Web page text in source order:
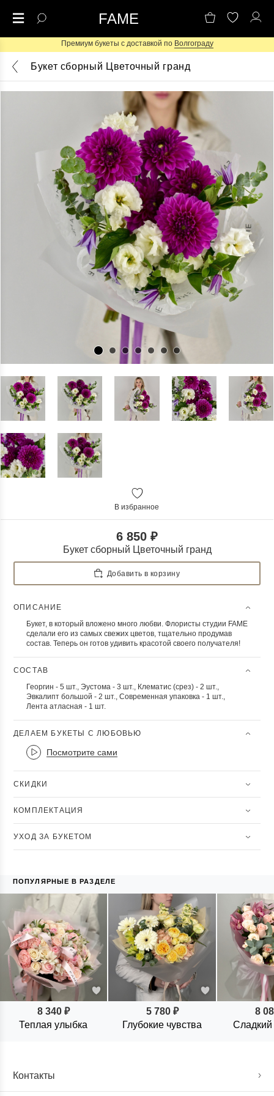
FAME
Премиум букеты с доставкой по Волгограду
Букет сборный Цветочный гранд
В избранное
6 850 ₽
Букет сборный Цветочный гранд
Добавить в корзину
ОПИСАНИЕ
Букет, в который вложено много любви. Флористы студии FAME
сделали его из самых свежих цветов, тщательно продумав
состав. Теперь он готов удивить красотой своего получателя!
СОСТАВ
Георгин - 5 шт., Эустома - 3 шт., Клематис (срез) - 2 шт.,
Эвкалипт большой - 2 шт., Современная упаковка - 1 шт.,
Лента атласная - 1 шт.
ДЕЛАЕМ БУКЕТЫ С ЛЮБОВЬЮ
Посмотрите сами
СКИДКИ
КОМПЛЕКТАЦИЯ
УХОД ЗА БУКЕТОМ
ПОПУЛЯРНЫЕ В РАЗДЕЛЕ
8 340 ₽
Теплая улыбка
5 780 ₽
Глубокие чувства
8
Контакты